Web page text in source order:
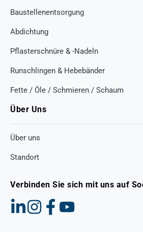
Baustellenentsorgung
Abdichtung
Pflasterschnüre & -Nadeln
Runschlingen & Hebebänder
Fette / Öle / Schmieren / Schaum
Über Uns
Über uns
Standort
Verbinden Sie sich mit uns auf